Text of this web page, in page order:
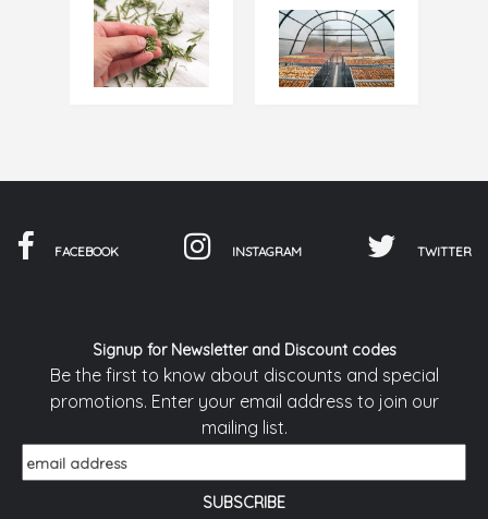
FACEBOOK INSTAGRAM TWITTER
Signup for Newsletter and Discount codes
Be the first to know about discounts and special
promotions. Enter your email address to join our
mailing list.